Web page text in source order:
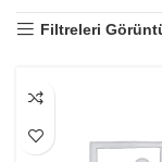
Filtreleri